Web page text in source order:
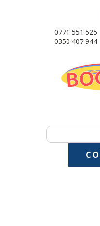
0771 551 525
0350 407 944